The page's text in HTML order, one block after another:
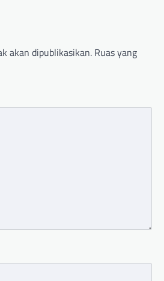
akan dipublikasikan. Ruas yang